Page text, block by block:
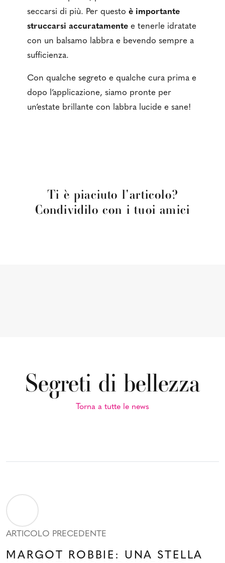
seccarsi di più. Per questoè importante
struccarsi accuratamente e tenerle idratate
con un balsamo labbra e bevendo sempre a
sufficienza.
Con qualche segreto e qualche cura prima e
dopo l’applicazione, siamo pronte per
un’estate brillante con labbra lucide e sane!
Ti è piaciuto l'articolo?
Condividilo con i tuoi amici
Segreti di bellezza
Torna a tutte le news
ARTICOLO PRECEDENTE
MARGOT ROBBIE: UNA STELLA